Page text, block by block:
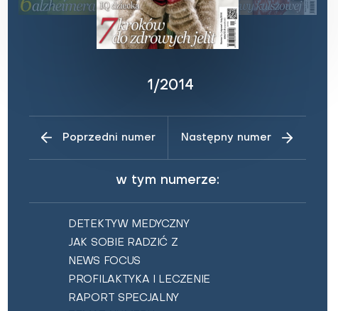
Zaburzenie mikrobioty jelitowej
Choroby od A do Z
1/2014KUP
Poprzedni numer Następny numer
w tym numerze:
DETEKTYW MEDYCZNY
JAK SOBIE RADZIĆ Z
NEWS FOCUS
PROFILAKTYKA I LECZENIE
RAPORT SPECJALNY